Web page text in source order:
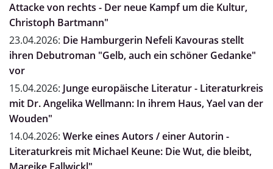
Attacke von rechts - Der neue Kampf um die Kultur,
Christoph Bartmann"
23.04.2026: Die Hamburgerin Nefeli Kavouras stellt
ihren Debutroman "Gelb, auch ein schöner Gedanke"
vor
15.04.2026: Junge europäische Literatur - Literaturkreis
mit Dr. Angelika Wellmann: In ihrem Haus, Yael van der
Wouden"
14.04.2026: Werke eines Autors / einer Autorin -
Literaturkreis mit Michael Keune: Die Wut, die bleibt,